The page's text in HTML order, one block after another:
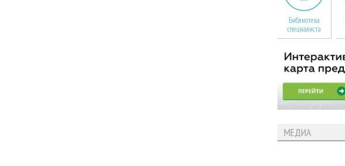
Библиотека
специалиста
МЕДИА